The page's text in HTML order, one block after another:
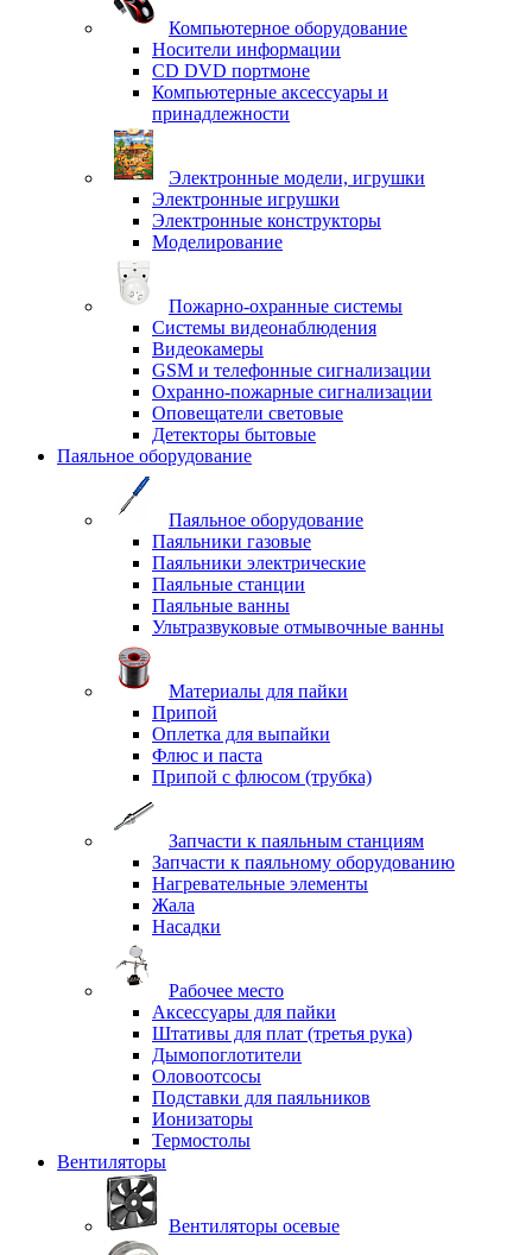
Компьютерное оборудование
Носители информации
CD DVD портмоне
Компьютерные аксессуары и
принадлежности
Электронные модели, игрушки
Электронные игрушки
Электронные конструкторы
Моделирование
Пожарно-охранные системы
Системы видеонаблюдения
Видеокамеры
GSM и телефонные сигнализации
Охранно-пожарные сигнализации
Оповещатели световые
Детекторы бытовые
Паяльное оборудование
Паяльное оборудование
Паяльники газовые
Паяльники электрические
Паяльные станции
Паяльные ванны
Ультразвуковые отмывочные ванны
Материалы для пайки
Припой
Оплетка для выпайки
Флюс и паста
Припой с флюсом (трубка)
Запчасти к паяльным станциям
Запчасти к паяльному оборудованию
Нагревательные элементы
Жала
Насадки
Рабочее место
Аксессуары для пайки
Штативы для плат (третья рука)
Дымопоглотители
Оловоотсосы
Подставки для паяльников
Ионизаторы
Термостолы
Вентиляторы
Вентиляторы осевые